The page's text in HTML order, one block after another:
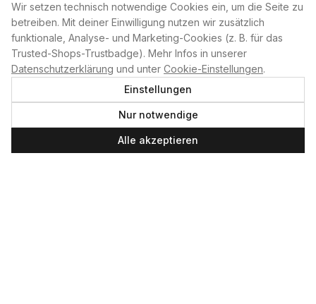
Wir setzen technisch notwendige Cookies ein, um die Seite zu
betreiben. Mit deiner Einwilligung nutzen wir zusätzlich
funktionale, Analyse- und Marketing-Cookies (z. B. für das
Trusted-Shops-Trustbadge). Mehr Infos in unserer
Datenschutzerklärung und unter Cookie-Einstellungen.
Einstellungen
Nur notwendige
Alle akzeptieren
PLAN B
Home
Kontakt
Impressum
Datenschutzerklärung